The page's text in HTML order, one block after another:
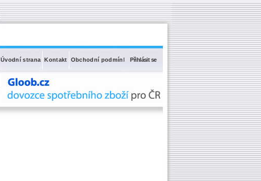
Přihlásit se
Úvodní strana Kontakt Obchodní podmínky